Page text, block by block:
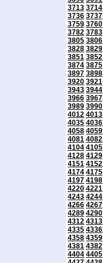
3713 3714
3736 3737
3759 3760
3782 3783
3805 3806
3828 3829
3851 3852
3874 3875
3897 3898
3920 3921
3943 3944
3966 3967
3989 3990
4012 4013
4035 4036
4058 4059
4081 4082
4104 4105
4128 4129
4151 4152
4174 4175
4197 4198
4220 4221
4243 4244
4266 4267
4289 4290
4312 4313
4335 4336
4358 4359
4381 4382
4404 4405